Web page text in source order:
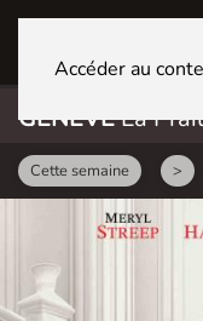
Accéder au
GENÈVELa
Cette semaine >